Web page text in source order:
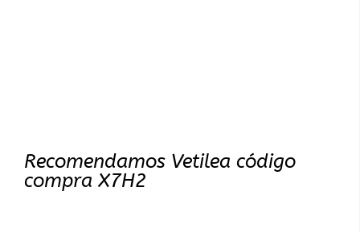
Recomendamos Vetilea código
compra X7H2